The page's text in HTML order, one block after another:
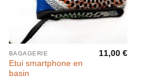
BAGAGERIE
Etui smartphone en
basin
11,00€